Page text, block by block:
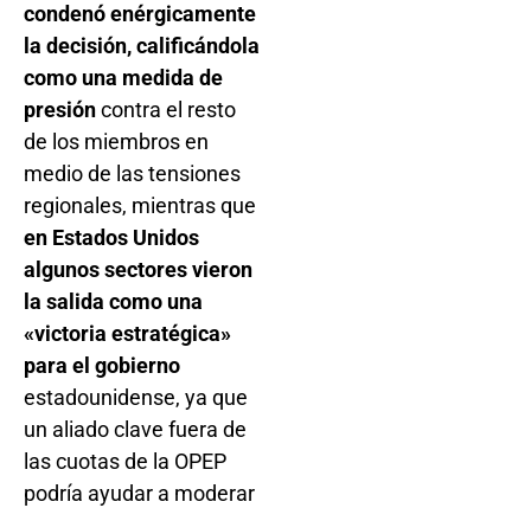
condenó enérgicamente
la decisión, calificándola
como una medida de
presióncontra el resto
de los miembros en
medio de las tensiones
regionales, mientras que
en Estados Unidos
algunos sectores vieron
la salida como una
«victoria estratégica»
para el gobierno
estadounidense, ya que
un aliado clave fuera de
las cuotas de la OPEP
podría ayudar a moderar